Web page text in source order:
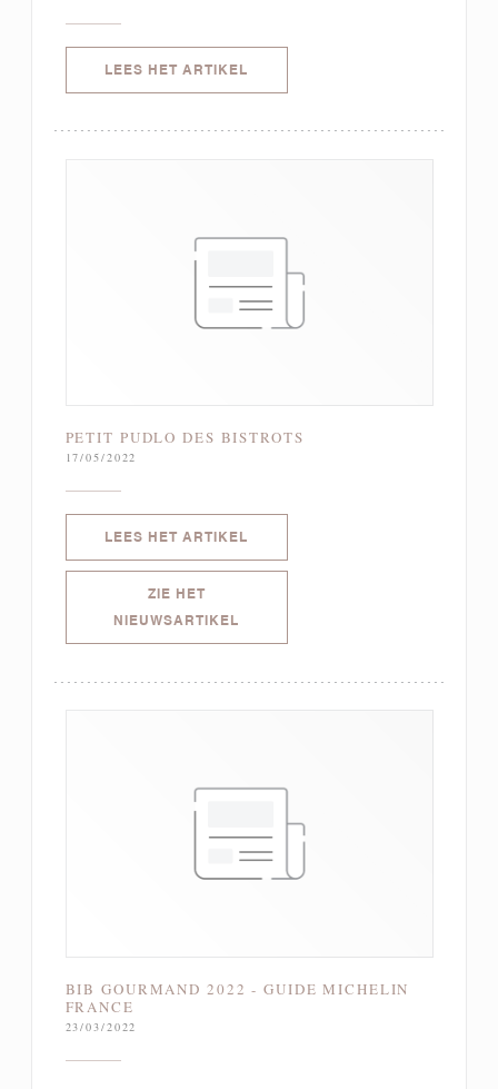
LEES HET ARTIKEL
PETIT PUDLO DES BISTROTS
17/05/2022
LEES HET ARTIKEL
ZIE HET
NIEUWSARTIKEL
BIB GOURMAND 2022 - GUIDE MICHELIN
FRANCE
23/03/2022